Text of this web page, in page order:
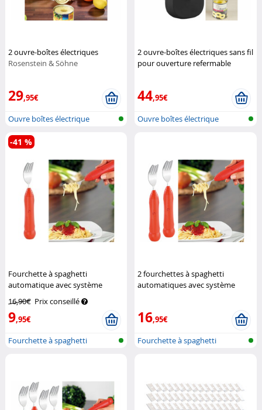
2 ouvre-boîtes électriques
Rosenstein & Söhne
29,95€
Ouvre boîtes électrique
2 ouvre-boîtes électriques sans fil
pour ouverture refermable
44,95€
Ouvre boîtes électrique
Fourchette à spaghetti
automatique avec système
16,90€ Prix conseillé
9,95€
-41 %
Fourchette à spaghetti
2 fourchettes à spaghetti
automatiques avec système
16,95€
Fourchette à spaghetti